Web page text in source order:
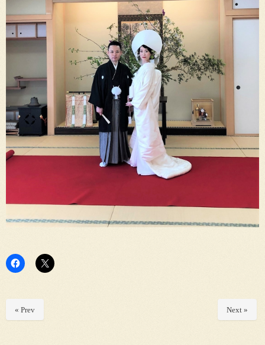
« Prev Next »